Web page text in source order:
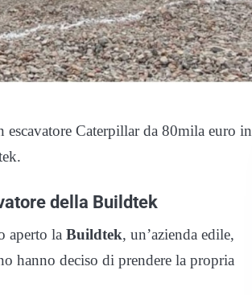
Caterpillar da 80mila euro in
della Buildtek
aperto la Buildtek, un’azienda edile,
hanno deciso di prendere la propria